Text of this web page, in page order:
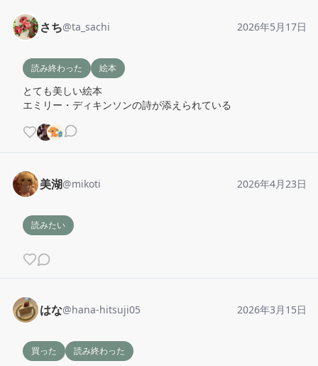
さち@ta_sachi 2026年5月17日
読み終わった 絵本
とても美しい絵本
エミリー・ディキンソンの詩が添えられている
美湖@mikoti 2026年4月23日
読みたい
はな@hana-hitsuji05 2026年3月15日
買った 読み終わった